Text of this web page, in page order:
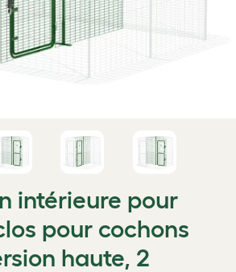
intérieure pour
pour cochons
haute, 2